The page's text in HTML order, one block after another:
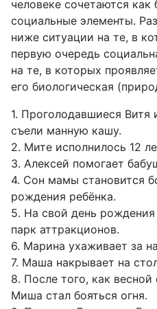
человеке сочетаются как
социальные элементы.
ниже ситуации на те, в
первую очередь
на те, в которых
его биологическая
1. Проголодавшиеся
съели манную кашу.
2. Мите исполнилось 12
3. Алексей помогает
4. Сон мамы становится
рождения ребёнка.
5. На свой день рождения
парк аттракционов.
6. Марина ухаживает за
7. Маша накрывает на
8. После того, как
Миша стал бояться огня.